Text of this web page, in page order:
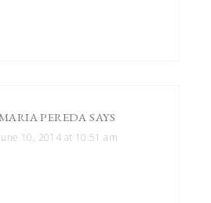
PEREDA SAYS
June 10, 2014 at 10:51 am